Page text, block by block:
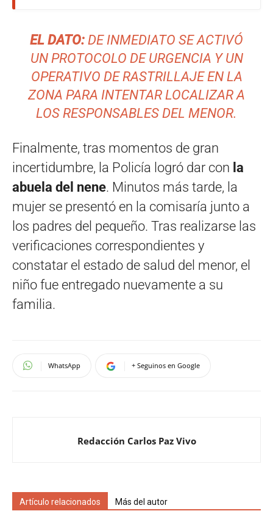
EL DATO: DE INMEDIATO SE ACTIVÓ
UN PROTOCOLO DE URGENCIA Y UN
OPERATIVO DE RASTRILLAJE EN LA
ZONA PARA INTENTAR LOCALIZAR A
LOS RESPONSABLES DEL MENOR.
Finalmente, tras momentos de gran
incertidumbre, la Policía logró dar con la
abuela del nene. Minutos más tarde, la
mujer se presentó en la comisaría junto a
los padres del pequeño. Tras realizarse las
verificaciones correspondientes y
constatar el estado de salud del menor, el
niño fue entregado nuevamente a su
familia.
WhatsApp + Seguinos en Google
Redacción Carlos Paz Vivo
Artículo relacionados Más del autor